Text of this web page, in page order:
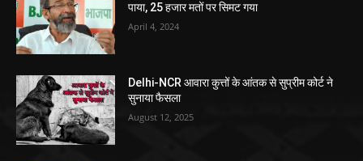
पाया, 25 हजार मतों पर सिमट गया
April 4, 2024
Delhi-NCR आवारा कुत्तों के आंतक से सुप्रीम कोर्ट ने
सुनाया फैसला
August 12, 2025